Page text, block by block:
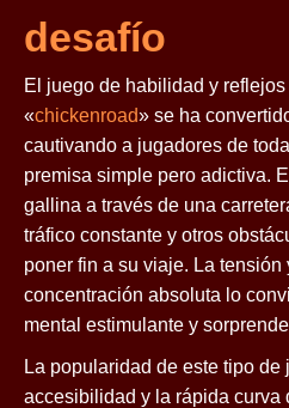
desafío
El juego de habilidad y
«chickenroad» se ha
cautivando a jugadores de
premisa simple pero adictiva.
gallina a través de una
tráfico constante y otros
poner fin a su viaje. La
concentración absoluta lo
mental estimulante y
La popularidad de este tipo de
accesibilidad y la rápida curva